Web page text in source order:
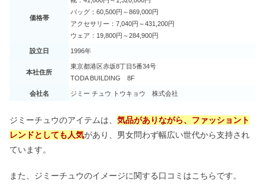
価格帯
バッグ：60,500円～869,000円
アクセサリー：7,040円～431,200円
ウェア：19,800円～284,900円
設立日 1996年
本社住所
東京都港区赤坂8丁目5番34号
TODA BUILDING 8F
会社名 ジミー チュウ トウキョウ 株式会社
ジミーチュウのアイテムは、 気品がありながら、ファッショント
レンドとしても人気があり、男女問わず幅広い世代から支持され
ています。
また、ジミーチュウのイメージに関する口コミはこちらです。